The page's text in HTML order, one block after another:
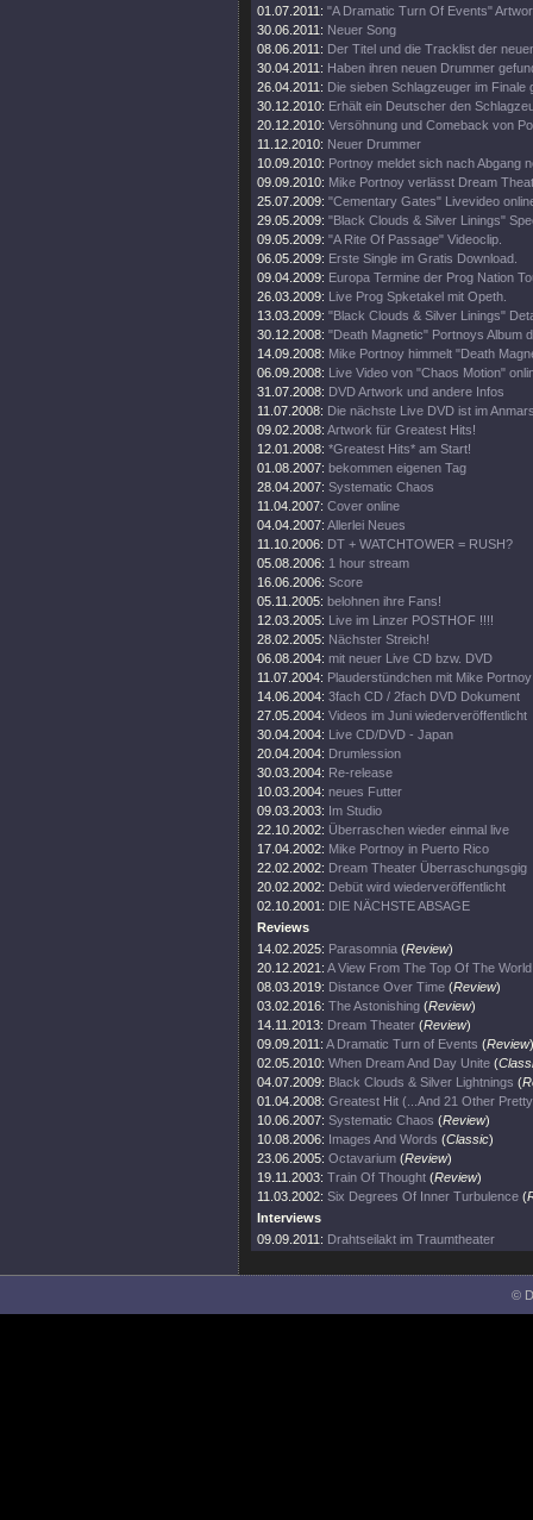
01.07.2011: "A Dramatic Turn Of Events"
30.06.2011: Neuer Song
08.06.2011: Der Titel und die Tracklist der
30.04.2011: Haben ihren neuen Drummer
26.04.2011: Die sieben Schlagzeuger im Finale
30.12.2010: Erhält ein Deutscher den
20.12.2010: Versöhnung und Comeback von
11.12.2010: Neuer Drummer
10.09.2010: Portnoy meldet sich nach Abgang
09.09.2010: Mike Portnoy verlässt Dream
25.07.2009: "Cementary Gates" Livevideo
29.05.2009: "Black Clouds & Silver Linings"
09.05.2009: "A Rite Of Passage" Videoclip.
06.05.2009: Erste Single im Gratis Download.
09.04.2009: Europa Termine der Prog Nation
26.03.2009: Live Prog Spketakel mit Opeth.
13.03.2009: "Black Clouds & Silver Linings"
30.12.2008: "Death Magnetic" Portnoys Album
14.09.2008: Mike Portnoy himmelt "Death
06.09.2008: Live Video von "Chaos Motion"
31.07.2008: DVD Artwork und andere Infos
11.07.2008: Die nächste Live DVD ist im
09.02.2008: Artwork für Greatest Hits!
12.01.2008: *Greatest Hits* am Start!
01.08.2007: bekommen eigenen Tag
28.04.2007: Systematic Chaos
11.04.2007: Cover online
04.04.2007: Allerlei Neues
11.10.2006: DT + WATCHTOWER = RUSH?
05.08.2006: 1 hour stream
16.06.2006: Score
05.11.2005: belohnen ihre Fans!
12.03.2005: Live im Linzer POSTHOF !!!!
28.02.2005: Nächster Streich!
06.08.2004: mit neuer Live CD bzw. DVD
11.07.2004: Plauderstündchen mit Mike Portnoy
14.06.2004: 3fach CD / 2fach DVD Dokument
27.05.2004: Videos im Juni wiederveröffentlicht
30.04.2004: Live CD/DVD - Japan
20.04.2004: Drumlession
30.03.2004: Re-release
10.03.2004: neues Futter
09.03.2003: Im Studio
22.10.2002: Überraschen wieder einmal live
17.04.2002: Mike Portnoy in Puerto Rico
22.02.2002: Dream Theater Überraschungsgig
20.02.2002: Debüt wird wiederveröffentlicht
02.10.2001: DIE NÄCHSTE ABSAGE
Reviews
14.02.2025: Parasomnia (Review)
20.12.2021: A View From The Top Of The World
08.03.2019: Distance Over Time (Review)
03.02.2016: The Astonishing (Review)
14.11.2013: Dream Theater (Review)
09.09.2011: A Dramatic Turn of Events (Review)
02.05.2010: When Dream And Day Unite (
04.07.2009: Black Clouds & Silver Lightnings (
01.04.2008: Greatest Hit (...And 21 Other
10.06.2007: Systematic Chaos (Review)
10.08.2006: Images And Words (Classic)
23.06.2005: Octavarium (Review)
19.11.2003: Train Of Thought (Review)
11.03.2002: Six Degrees Of Inner Turbulence (
Interviews
09.09.2011: Drahtseilakt im Traumtheater
©